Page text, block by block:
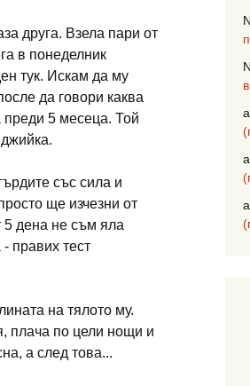
друга. Взела пари от
в понеделник
тук. Искам да му
да говори каква
преди 5 месеца. Той
със сила и
ще изчезни от
дена не съм яла
правих тест
на тялото му.
плача по цели нощи и
а след това...